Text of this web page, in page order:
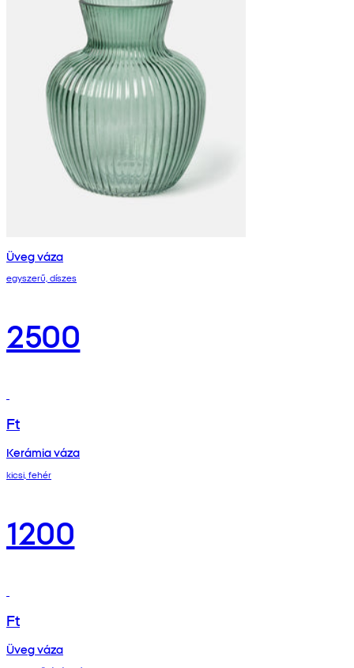
Üveg váza
egyszerű, díszes
2500
Ft
Kerámia váza
kicsi, fehér
1200
Ft
Üveg váza